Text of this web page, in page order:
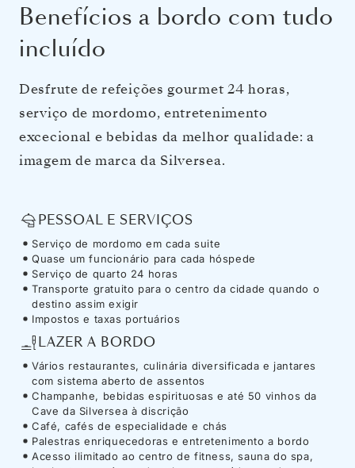
Benefícios a bordo com tudo
incluído
Desfrute de refeições gourmet 24 horas,
serviço de mordomo, entretenimento
excecional e bebidas da melhor qualidade: a
imagem de marca da Silversea.
PESSOAL E SERVIÇOS
Serviço de mordomo em cada suite
Quase um funcionário para cada hóspede
Serviço de quarto 24 horas
Transporte gratuito para o centro da cidade quando o
destino assim exigir
Impostos e taxas portuários
LAZER A BORDO
Vários restaurantes, culinária diversificada e jantares
com sistema aberto de assentos
Champanhe, bebidas espirituosas e até 50 vinhos da
Cave da Silversea à discrição
Café, cafés de especialidade e chás
Palestras enriquecedoras e entretenimento a bordo
Acesso ilimitado ao centro de fitness, sauna do spa,